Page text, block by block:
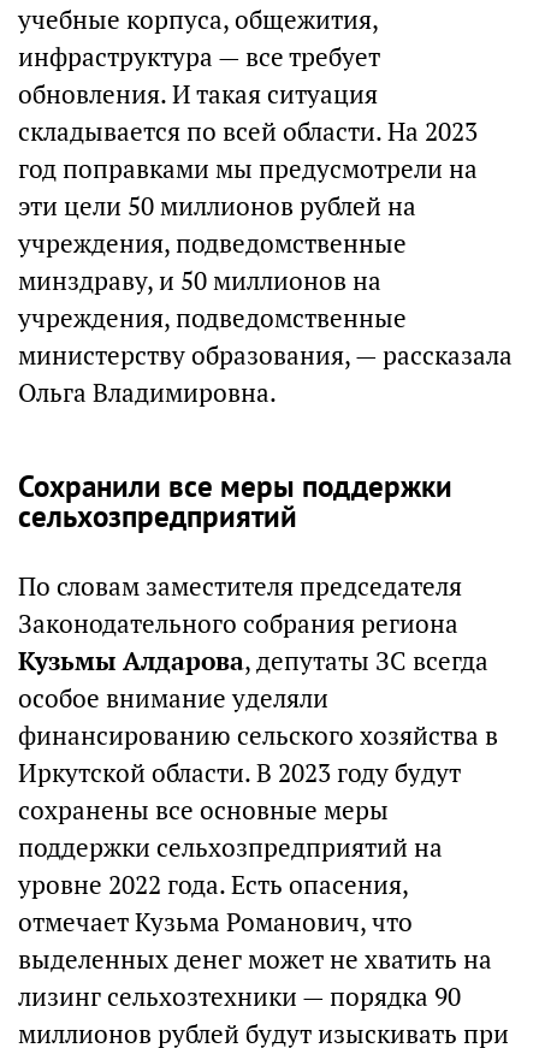
учебные корпуса, общежития,
инфраструктура — все требует
обновления. И такая ситуация
складывается по всей области. На 2023
год поправками мы предусмотрели на
эти цели 50 миллионов рублей на
учреждения, подведомственные
минздраву, и 50 миллионов на
учреждения, подведомственные
министерству образования, — рассказала
Ольга Владимировна.
Сохранили все меры поддержки
сельхозпредприятий
По словам заместителя председателя
Законодательного собрания региона
Кузьмы Алдарова, депутаты ЗС всегда
особое внимание уделяли
финансированию сельского хозяйства в
Иркутской области. В 2023 году будут
сохранены все основные меры
поддержки сельхозпредприятий на
уровне 2022 года. Есть опасения,
отмечает Кузьма Романович, что
выделенных денег может не хватить на
лизинг сельхозтехники — порядка 90
миллионов рублей будут изыскивать при